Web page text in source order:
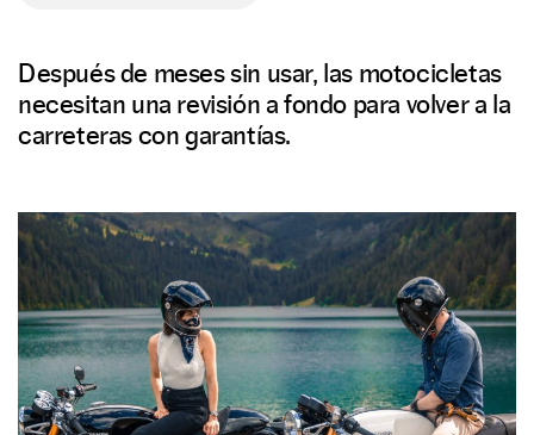
Después de meses sin usar, las motocicletas
necesitan una revisión a fondo para volver a la
carreteras con garantías.